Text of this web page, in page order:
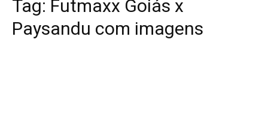
Tag: Futmaxx Goiás x
Paysandu com imagens